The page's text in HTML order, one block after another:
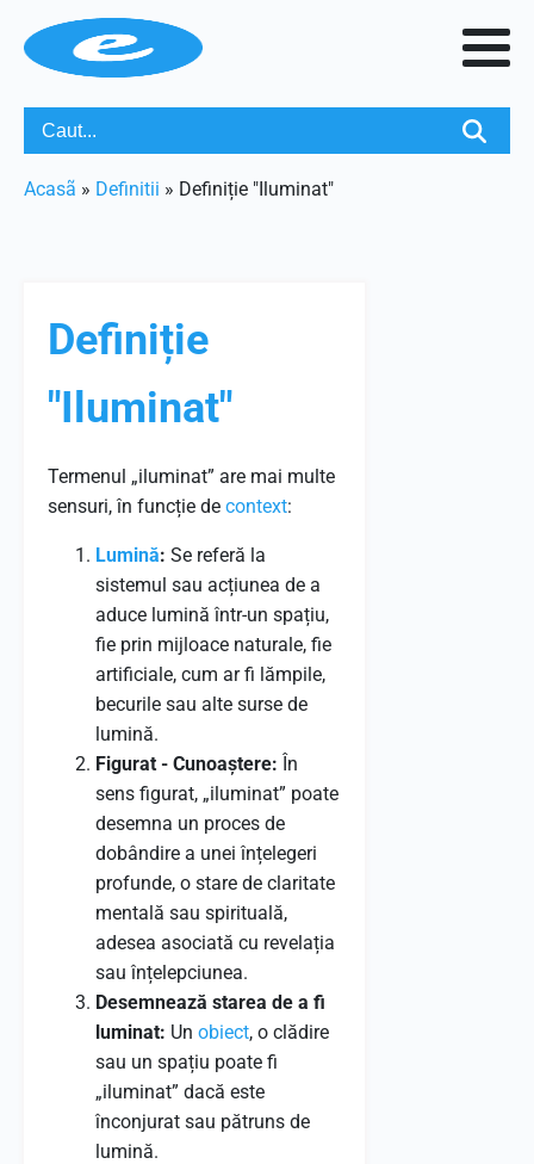
Acasã » Definitii » Definiție "Iluminat"
Definiție
"Iluminat"
Termenul „iluminat” are mai multe
sensuri, în funcție de context:
Lumină: Se referă la
sistemul sau acțiunea de a
aduce lumină într-un spațiu,
fie prin mijloace naturale, fie
artificiale, cum ar fi lămpile,
becurile sau alte surse de
lumină.
Figurat - Cunoaștere: În
sens figurat, „iluminat” poate
desemna un proces de
dobândire a unei înțelegeri
profunde, o stare de claritate
mentală sau spirituală,
adesea asociată cu revelația
sau înțelepciunea.
Desemnează starea de a fi
luminat: Un obiect, o clădire
sau un spațiu poate fi
„iluminat” dacă este
înconjurat sau pătruns de
lumină.